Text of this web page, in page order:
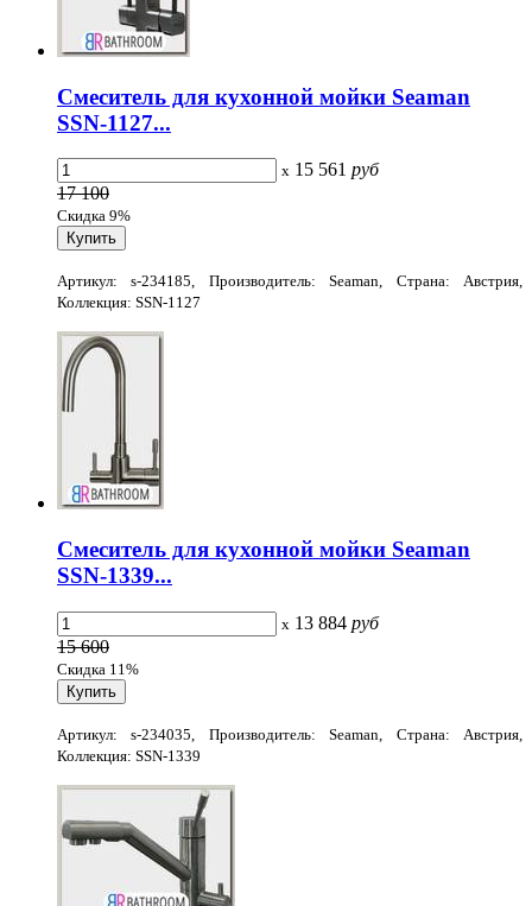
Смеситель для кухонной мойки Seaman
SSN-1127...
x 15 561 руб
17 100
Скидка 9%
Артикул: s-234185, Производитель: Seaman, Страна: Австрия,
Коллекция: SSN-1127
Смеситель для кухонной мойки Seaman
SSN-1339...
x 13 884 руб
15 600
Скидка 11%
Артикул: s-234035, Производитель: Seaman, Страна: Австрия,
Коллекция: SSN-1339